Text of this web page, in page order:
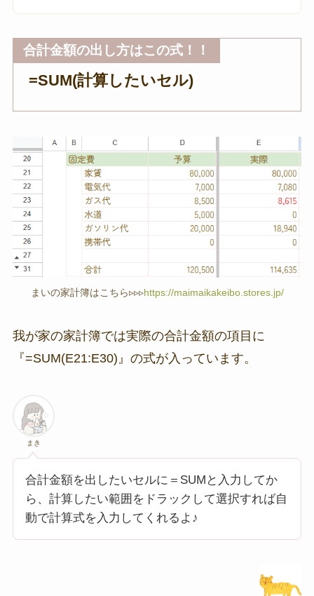
合計金額の出し方はこの式！！
=SUM(計算したいセル)
まいの家計簿はこちら▹▹▹https://maimaikakeibo.stores.jp/
我が家の家計簿では実際の合計金額の項目に
『=SUM(E21:E30)』の式が入っています。
まき
合計金額を出したいセルに＝SUMと入力してか
ら、計算したい範囲をドラックして選択すれば自
動で計算式を入力してくれるよ♪